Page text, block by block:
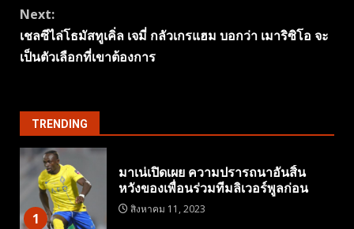
Next:
เชลซีไล่โธมัสทูเคิ่ล เจมี่ กลัวเกรแฮม บอกว่า เมาริซิโอ จะ
เป็นตัวเลือกที่เขาต้องการ
TRENDING
1
มาเน่เปิดเผย ความปรารถนาอันสิ้น
หวังของเพื่อนร่วมทีมลิเวอร์พูลก่อน
สิงหาคม 11, 2023